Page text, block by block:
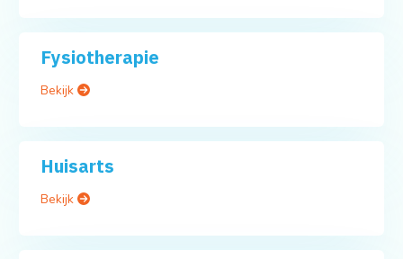
Fysiotherapie
Bekijk
Huisarts
Bekijk